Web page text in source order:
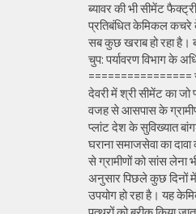
ब्यावर की भी सीमेंट
प्रतिबंधित केमिकल कचरे
सब कुछ खराब हो रहा है।
चुप: पर्यावरण विभाग के
================
देवरी में श्री सीमेंट का
वजह से आसपास के
प्लांट देश के सुविख्यात
घराना समाजसेवा का
से ग्रामीणों को सांस लेना
अनुसार पिछले कुछ दिनों
उपयोग हो रहा है। यह